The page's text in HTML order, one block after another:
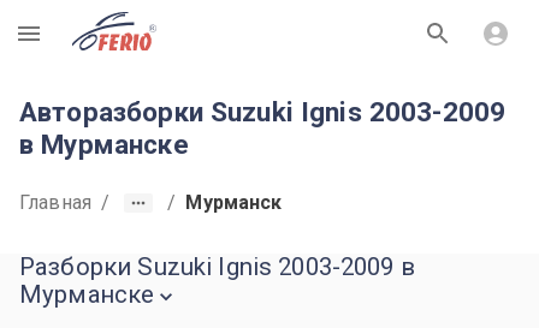
R
Авторазборки Suzuki Ignis 2003-2009
в Мурманске
Главная / / Мурманск
Разборки Suzuki Ignis 2003-2009 в
Мурманске